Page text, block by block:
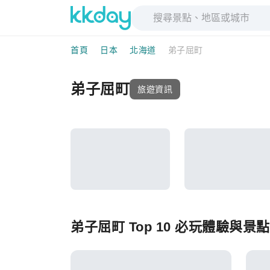
首頁 日本 北海道 弟子屈町
弟子屈町 旅遊資訊
弟子屈町 Top 10 必玩體驗與景點